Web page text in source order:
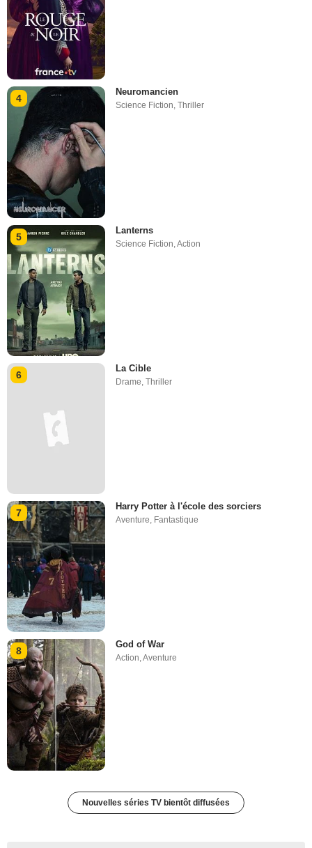
4
Neuromancien
Science Fiction,Thriller
5
Lanterns
Science Fiction ,Action
6
La Cible
Drame,Thriller
7
Harry Potter à l'école des sorciers
Aventure, Fantastique
8
God of War
Action,Aventure
Nouvelles séries TV bientôt diffusées